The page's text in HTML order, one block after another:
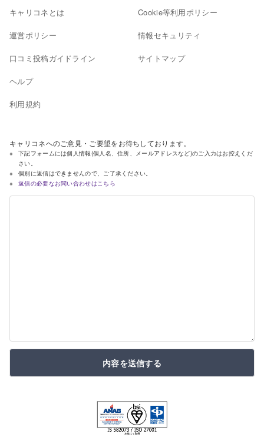
キャリコネとは
運営ポリシー
口コミ投稿ガイドライン
ヘルプ
利用規約
Cookie等利用ポリシー
情報セキュリティ
サイトマップ
キャリコネへのご意見・ご要望をお待ちしております。
下記フォームには個人情報(個人名、住所、メールアドレスなど)のご入力はお控えくだ
さい。
個別に返信はできませんので、ご了承ください。
返信の必要なお問い合わせはこちら
内容を送信する